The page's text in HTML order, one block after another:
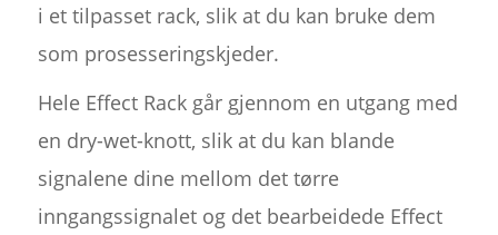
i et tilpasset rack, slik at du kan bruke dem
som prosesseringskjeder.
Hele Effect Rack går gjennom en utgang med
en dry-wet-knott, slik at du kan blande
signalene dine mellom det tørre
inngangssignalet og det bearbeidede Effect